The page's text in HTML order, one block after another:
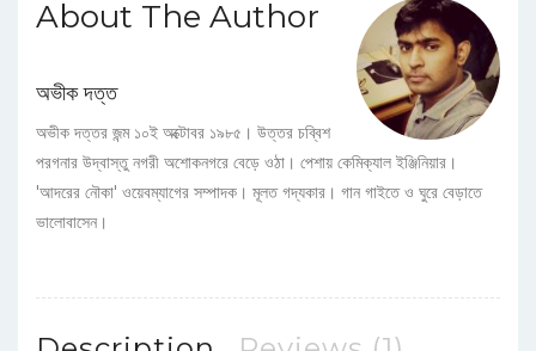
About The Author
অভীক দত্ত
অভীক দত্তর জন্ম ১০ই অক্টোবর ১৯৮৫। উত্তর চব্বিশ
পরগনার উদ্বাস্তু নগরী অশোকনগরে বেড়ে ওঠা। পেশায় কেমিক্যাল ইঞ্জিনিয়ার।
'আদরের নৌকা' ওয়েবম্যাগের সম্পাদক। মূলত গদ্যকার। গান গাইতে ও ঘুরে বেড়াতে
ভালোবাসেন।